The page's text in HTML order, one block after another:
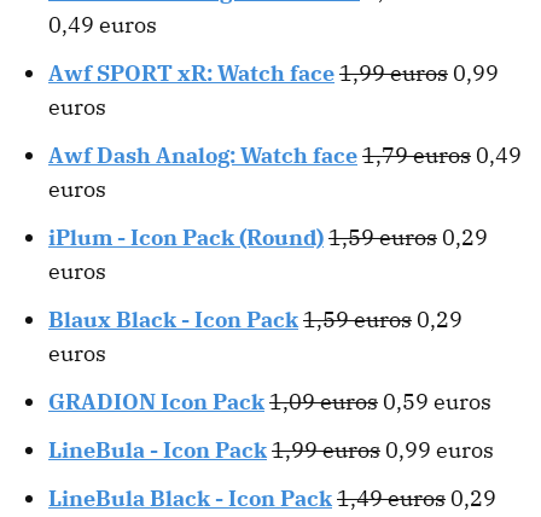
0,49 euros
Awf SPORT xR: Watch face1,99 euros 0,99
euros
Awf Dash Analog: Watch face1,79 euros 0,49
euros
iPlum - Icon Pack (Round)1,59 euros 0,29
euros
Blaux Black - Icon Pack1,59 euros 0,29
euros
GRADION Icon Pack1,09 euros 0,59 euros
LineBula - Icon Pack1,99 euros 0,99 euros
LineBula Black - Icon Pack1,49 euros 0,29